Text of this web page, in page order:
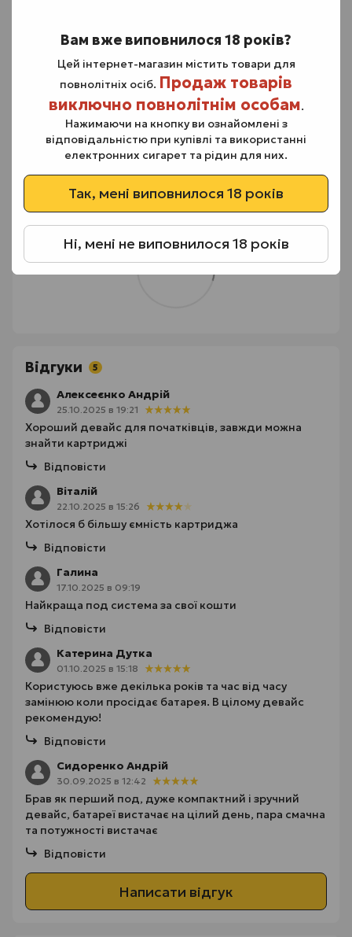
Вам вже виповнилося 18 років?
Цей інтернет-магазин містить товари для
повнолітніх осіб. Продаж товарів
виключно повнолітнім особам.
Нажимаючи на кнопку ви ознайомлені з
відповідальністю при купівлі та використанні
електронних сигарет та рідин для них.
Так, мені виповнилося 18 років
Ні, мені не виповнилося 18 років
Місткість акумулятора: 500 мАг;
Заряджання: USB Type-C, 5В/1А;
Виробник: Elf Bar
Комплектація:
1 х Elf Bar Mate500 Battery
1 х Кабель USB - Type-C
Інструкція
Відгуки 5
Алексеєнко Андрій
25.10.2025 в 19:21
Хороший девайс для початківців, завжди можна
знайти картриджі
Відповісти
Віталій
22.10.2025 в 15:26
Хотілося б більшу ємність картриджа
Відповісти
Галина
17.10.2025 в 09:19
Найкраща под система за свої кошти
Відповісти
Катерина Дутка
01.10.2025 в 15:18
Користуюсь вже декілька років та час від часу
замінюю коли просідає батарея. В цілому девайс
рекомендую!
Відповісти
Сидоренко Андрій
30.09.2025 в 12:42
Брав як перший под, дуже компактний і зручний
девайс, батареї вистачає на цілий день, пара смачна
та потужності вистачає
Відповісти
Написати відгук